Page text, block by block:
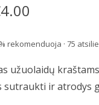
4.00
rekomenduoja · 75
užuolaidų
sutraukti ir atrodys